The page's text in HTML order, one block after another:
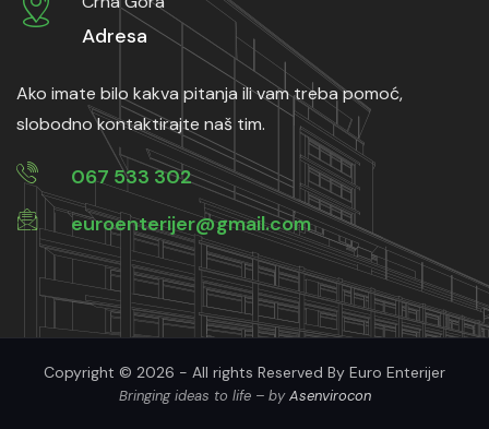
Adresa
Ako imate bilo kakva pitanja ili vam treba pomoć,
slobodno kontaktirajte naš tim.
067 533 302
euroenterijer@gmail.com
Copyright © 2026 - All rights Reserved By Euro Enterijer
Bringing ideas to life – byAsenvirocon